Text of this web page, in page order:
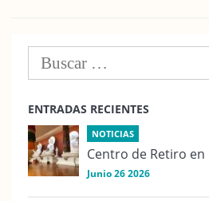
ENTRADAS RECIENTES
NOTICIAS
Centro de Retiro en
Junio 26 2026